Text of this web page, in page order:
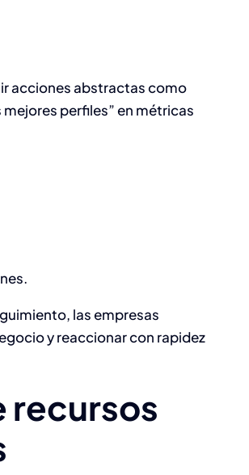
acciones abstractas como
perfiles” en métricas
las empresas
y reaccionar con rapidez
recursos
Sesiones de